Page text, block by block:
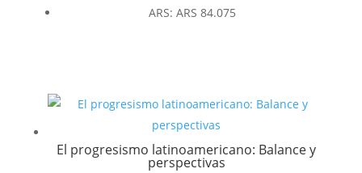
ARS: ARS 84.075
El progresismo latinoamericano: Balance y
perspectivas